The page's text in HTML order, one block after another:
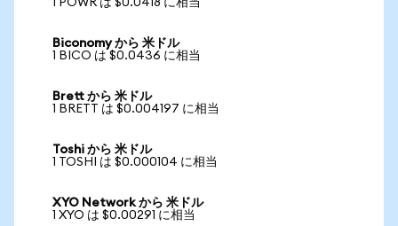
1 POWR は $0.0418 に相当
Biconomy から 米ドル
1 BICO は $0.0436 に相当
Brett から 米ドル
1 BRETT は $0.004197 に相当
Toshi から 米ドル
1 TOSHI は $0.000104 に相当
XYO Network から 米ドル
1 XYO は $0.00291 に相当